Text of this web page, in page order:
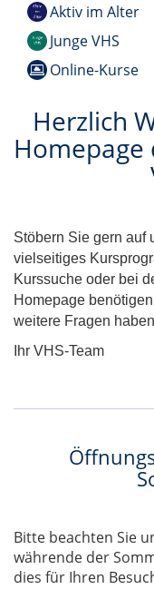
Aktiv im Alter
Junge VHS
Online-Kurse
Herzlich
Homepage
Stöbern Sie gern auf
vielseitiges
Kurssuche oder bei
Homepage
weitere Fragen
Ihr VHS-Team
Bitte beachten Sie
währende der
dies für Ihren